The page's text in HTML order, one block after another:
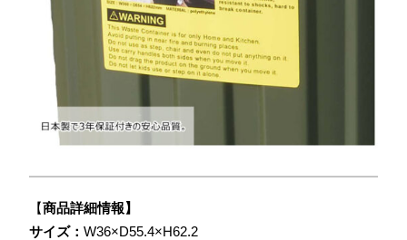
【商品詳細情報】
サイズ： W36×D55.4×H62.2